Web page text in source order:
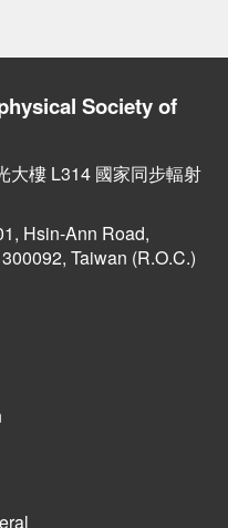
Society of
大樓 L314 國家同步輻射
Hsin-Ann Road,
Taiwan (R.O.C.)